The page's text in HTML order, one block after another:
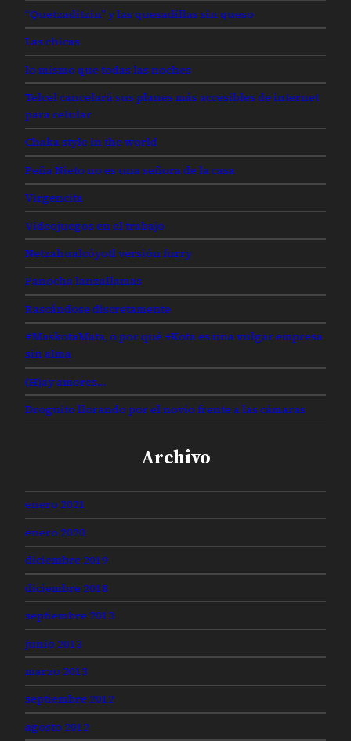
“Quetzaditzin” y las quesadillas sin queso
Las chicas
lo mismo que todas las noches
Telcel cancelará sus planes más accesibles de internet
para celular
Chaka style in the world
Peña Nieto no es una señora de la casa
Virgencita
Videojuegos en el trabajo
Netzahualcóyotl versión furry
Panocha lanzallamas
Rascándose discretamente
#MaskotaMata, o por qué +Kota es una vulgar empresa
sin alma
(H)ay amores…
Droguito llorando por el novio frente a las cámaras
Archivo
enero 2021
enero 2020
diciembre 2019
diciembre 2018
septiembre 2013
junio 2013
marzo 2013
septiembre 2012
agosto 2012